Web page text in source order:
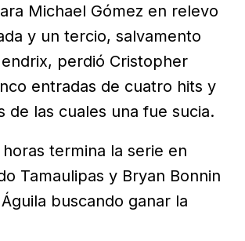
Michael Gómez en relevo
y un tercio, salvamento
perdió Cristopher
entradas de cuatro hits y
de las cuales una fue sucia.
horas termina la serie en
Tamaulipas y Bryan Bonnin
buscando ganar la